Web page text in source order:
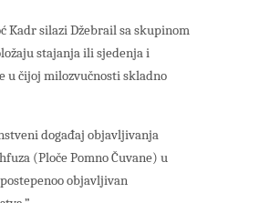
Kadr silazi Džebrail sa skupinom
stajanja ili sjedenja i
u čijoj milozvučnosti skladno
događaj objavljivanja
(Ploče Pomno Čuvane) u
objavljivan